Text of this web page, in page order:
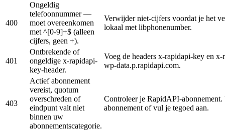
400
Ongeldig
telefoonnummer —
moet overeenkomen
met ^[0-9]+$ (alleen
cijfers, geen +).
Verwijder niet-cijfers voordat je het
lokaal met libphonenumber.
401
Ontbrekende of
ongeldige x-rapidapi-
key-header.
Voeg de headers x-rapidapi-key en x-
wp-data.p.rapidapi.com.
403
Actief abonnement
vereist, quotum
overschreden of
eindpunt valt niet
binnen uw
abonnementscategorie.
Controleer je RapidAPI-abonnement.
abonnement of vul je tegoed aan.